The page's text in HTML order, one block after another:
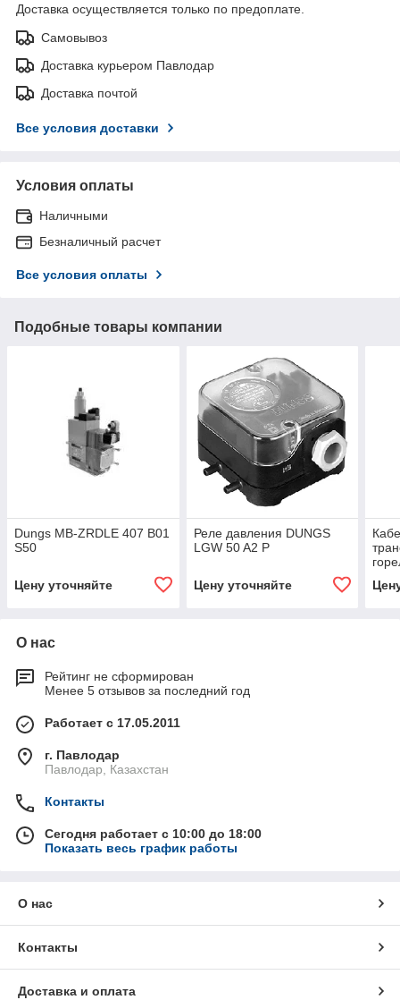
Доставка осуществляется только по предоплате.
Самовывоз
Доставка курьером Павлодар
Доставка почтой
Все условия доставки
Условия оплаты
Наличными
Безналичный расчет
Все условия оплаты
Подобные товары компании
Dungs MB-ZRDLE 407 B01
S50
Цену уточняйте
Реле давления DUNGS
LGW 50 A2 P
Цену уточняйте
О нас
Рейтинг не сформирован
Менее 5 отзывов за последний год
Работает с 17.05.2011
г. Павлодар
Павлодар, Казахстан
Контакты
Сегодня работает с 10:00 до 18:00
Показать весь график работы
О нас
Контакты
Доставка и оплата